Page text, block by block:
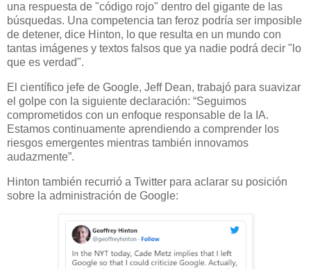
una respuesta de "código rojo" dentro del gigante de las
búsquedas. Una competencia tan feroz podría ser imposible
de detener, dice Hinton, lo que resulta en un mundo con
tantas imágenes y textos falsos que ya nadie podrá decir "lo
que es verdad".
El científico jefe de Google, Jeff Dean, trabajó para suavizar
el golpe con la siguiente declaración: “Seguimos
comprometidos con un enfoque responsable de la IA.
Estamos continuamente aprendiendo a comprender los
riesgos emergentes mientras también innovamos
audazmente”.
Hinton también recurrió a Twitter para aclarar su posición
sobre la administración de Google: